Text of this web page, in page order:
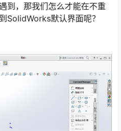
到，那我们怎么才能在不重
SolidWorks默认界面呢？